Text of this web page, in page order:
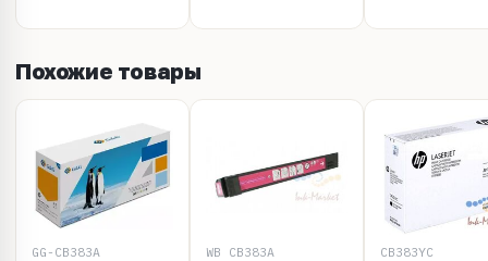
Похожие товары
GG-CB383A
WB CB383A
CB383YC